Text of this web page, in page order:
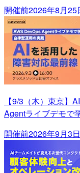
開催前2026年8月25
【9/3（木）東京】
Agentライブデモで
開催前2026年9月3